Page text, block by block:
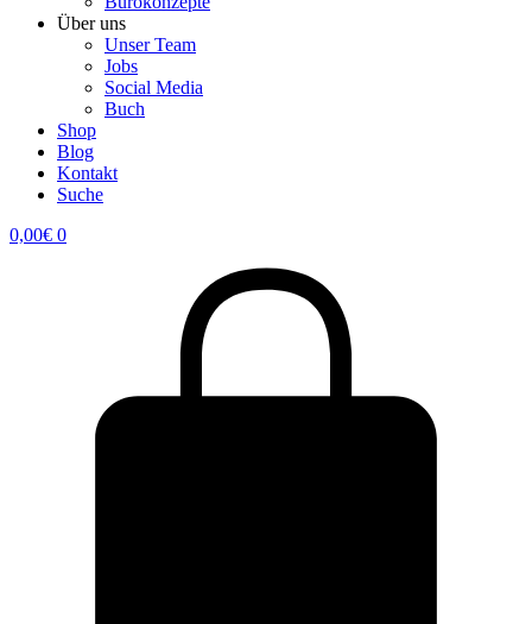
Über uns
Unser Team
Jobs
Social Media
Buch
Shop
Blog
Kontakt
Suche
0,00€ 0